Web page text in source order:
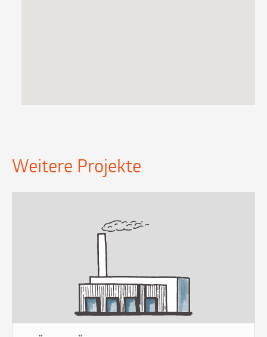
Weitere Projekte